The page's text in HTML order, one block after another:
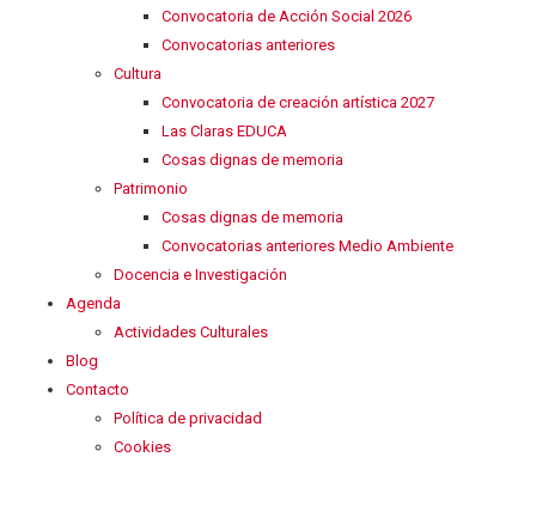
Convocatoria de Acción Social 2026
Convocatorias anteriores
Cultura
Convocatoria de creación artística 2027
Las Claras EDUCA
Cosas dignas de memoria
Patrimonio
Cosas dignas de memoria
Convocatorias anteriores Medio Ambiente
Docencia e Investigación
Agenda
Actividades Culturales
Blog
Contacto
Política de privacidad
Cookies